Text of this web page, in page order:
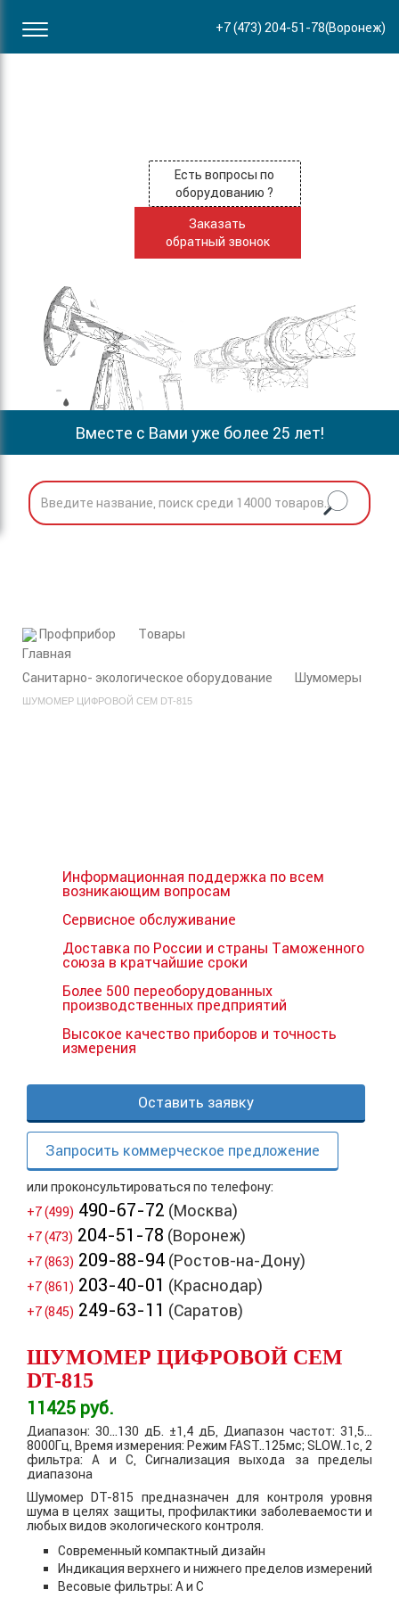
+7 (473) 204-51-78(Воронеж)
ул. Пирогова, 87Б
Есть вопросы по
оборудованию ?
Заказать
обратный звонок
Вместе с Вами уже более 25 лет!
Профприбор Товары
Cанитарно- экологическое оборудование Шумомеры
ШУМОМЕР ЦИФРОВОЙ CEM DT-815
Информационная поддержка по всем
возникающим вопросам
Сервисное обслуживание
Доставка по России и страны Таможенного
союза в кратчайшие сроки
Более 500 переоборудованных
производственных предприятий
Высокое качество приборов и точность
измерения
Оставить заявку
Запросить коммерческое предложение
или проконсультироваться по телефону:
+7 (499) 490-67-72 (Москва)
+7 (473) 204-51-78 (Воронеж)
+7 (863) 209-88-94 (Ростов-на-Дону)
+7 (861) 203-40-01 (Краснодар)
+7 (845) 249-63-11 (Саратов)
ШУМОМЕР ЦИФРОВОЙ CEM
DT-815
11425 руб.
Диапазон: 30…130 дБ. ±1,4 дБ, Диапазон частот: 31,5…
8000Гц, Время измерения: Режим FAST..125мс; SLOW..1с, 2
фильтра: А и С, Сигнализация выхода за пределы
диапазона
Шумомер DT-815 предназначен для контроля уровня
шума в целях защиты, профилактики заболеваемости и
любых видов экологического контроля.
Современный компактный дизайн
Индикация верхнего и нижнего пределов измерений
Весовые фильтры: A и C